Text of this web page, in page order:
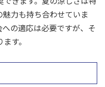
力も持ち合わせていま
の適応は必要ですが、そ
す。